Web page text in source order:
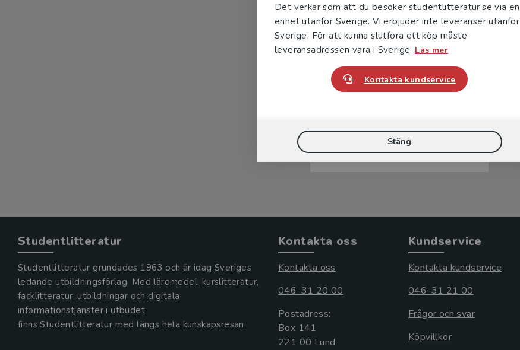
Det verkar som att du besöker studentlitteratur.se via en
enhet utanför Sverige. Vi erbjuder inte leveranser utanför
Sverige. För att kunna slutföra ett köp måste
leveransadressen vara i Sverige. Läs mer
Kontakta kundservice
Stäng
Idrottsskada
inkl. moms
Studentlitteratur
Studentlitteratur grundades 1963 och är idag Sveriges
ledande utbildningsförlag. Med läromedel, kurslitteratur,
facklitteratur, utbildningar och digitala
informationstjänster i utbudet,
finns Studentlitteratur med längs hela kunskapsresan.
Kontakta oss
Kontakta oss
046-31 20 00
Postadress:
Box 141
221 00 Lund
Kundservice
Kontakta kundservice
046-31 21 00
Frågor och svar
Köpvillkor